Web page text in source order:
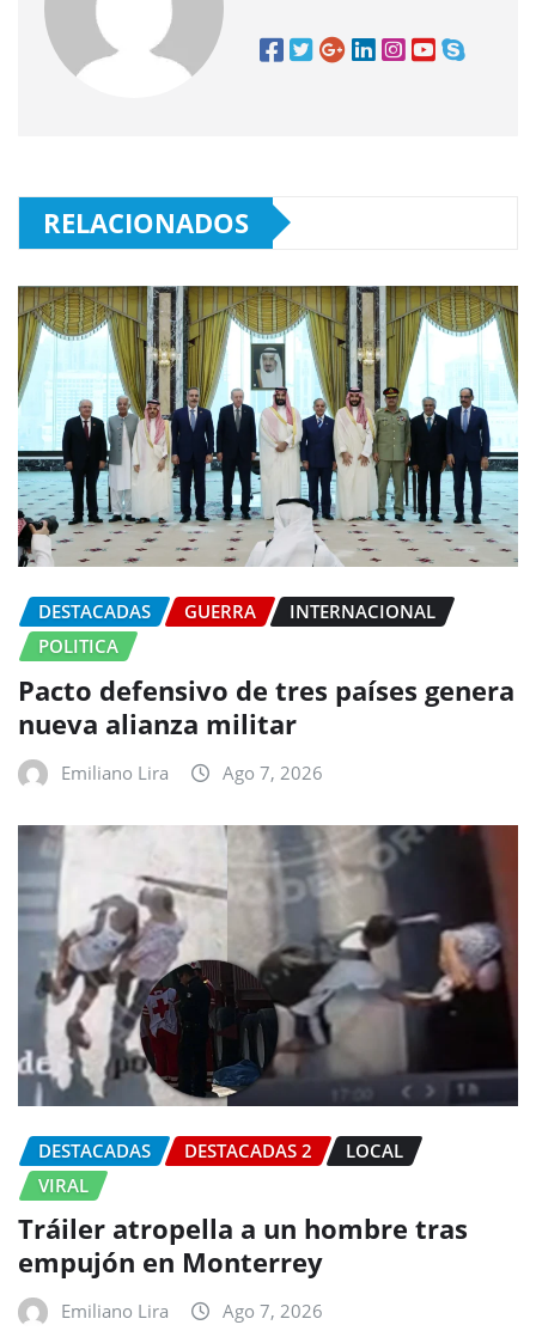
RELACIONADOS
DESTACADAS GUERRA
INTERNACIONAL
POLITICA
Pacto defensivo de tres países genera
nueva alianza militar
Emiliano Lira Ago 7, 2026
DESTACADAS DESTACADAS 2
LOCAL
VIRAL
Tráiler atropella a un hombre tras
empujón en Monterrey
Emiliano Lira Ago 7, 2026